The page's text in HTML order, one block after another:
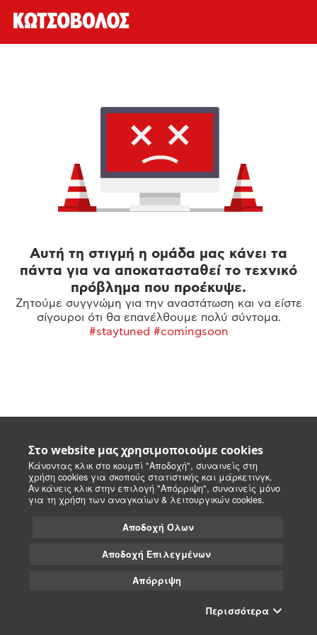
Στο website μας χρησιμοποιούμε cookies
Κάνοντας κλικ στο κουμπί "Αποδοχή", συναινείς στη
χρήση cookies για σκοπούς στατιστικής και μάρκετινγκ.
Αν κάνεις κλικ στην επιλογή "Απόρριψη", συναινείς μόνο
για τη χρήση των αναγκαίων & λειτουργικών cookies.
Αποδοχή Όλων
Αποδοχή Επιλεγμένων
Απόρριψη
Περισσότερα
Αυτή τη στιγμή η ομάδα μας κάνει τα
πάντα για να αποκατασταθεί το τεχνικό
πρόβλημα που προέκυψε.
Ζητούμε συγγνώμη για την αναστάτωση και να είστε
σίγουροι ότι θα επανέλθουμε πολύ σύντομα.
#staytuned #comingsoon